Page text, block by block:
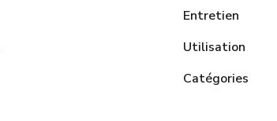
Entretien
Utilisation
Catégories